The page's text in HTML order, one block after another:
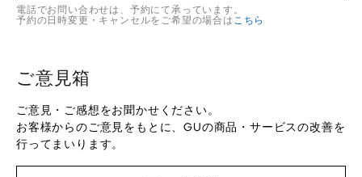
電話でお問い合わせは、予約にて承っています。
予約の日時変更・キャンセルをご希望の場合は こちら
ご意見箱
ご意見・ご感想をお聞かせください。
お客様からのご意見をもとに、GUの商品・サービスの改善を
行ってまいります。